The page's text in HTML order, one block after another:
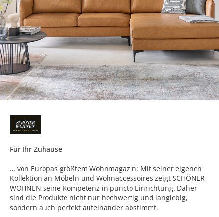
Für Ihr Zuhause
… von Europas größtem Wohnmagazin: Mit seiner eigenen
Kollektion an Möbeln und Wohnaccessoires zeigt SCHÖNER
WOHNEN seine Kompetenz in puncto Einrichtung. Daher
sind die Produkte nicht nur hochwertig und langlebig,
sondern auch perfekt aufeinander abstimmt.